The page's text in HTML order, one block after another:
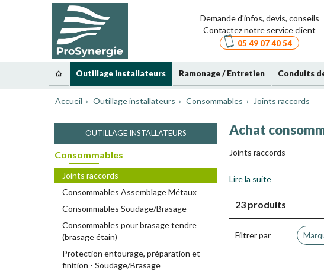
Demande d'infos, devis, conseils
Contactez notre service client
05 49 07 40 54
Outillage installateurs Ramonage / Entretien Conduits
Accueil Outillage installateurs Consommables Joints raccords
OUTILLAGE INSTALLATEURS
Consommables
Joints raccords
Consommables Assemblage Métaux
Consommables Soudage/Brasage
Consommables pour brasage tendre
(brasage étain)
Protection entourage, préparation et
finition - Soudage/Brasage
Achat
Joints raccords
Lire la suite
23 produits
Filtrer par